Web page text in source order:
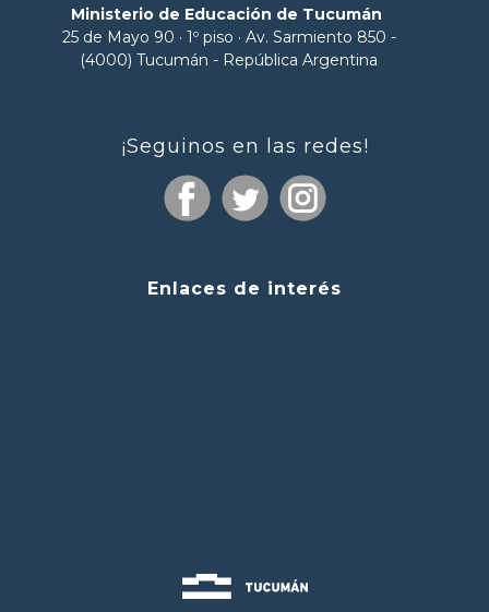
Ministerio de Educación de Tucumán
25 de Mayo 90 · 1º piso · Av. Sarmiento 850 -
(4000) Tucumán - República Argentina
¡Seguinos en las redes!
Enlaces de interés